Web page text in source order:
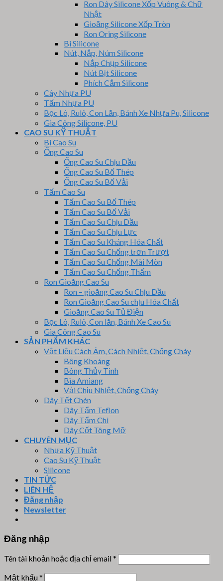
Ron Dây Silicone Xốp Vuông & Chữ
Nhật
Gioăng Silicone Xốp Tròn
Ron Oring Silicone
Bi Silicone
Nút, Nắp, Núm Silicone
Nắp Chụp Silicone
Nút Bịt Silicone
Phích Cắm Silicone
Cây Nhựa PU
Tấm Nhựa PU
Bọc Lô, Rulô, Con Lăn, Bánh Xe Nhựa Pu, Silicone
Gia Công Silicone, PU
CAO SU KỸ THUẬT
Bi Cao Su
Ống Cao Su
Ống Cao Su Chịu Dầu
Ống Cao Su Bố Thép
Ống Cao Su Bố Vải
Tấm Cao Su
Tấm Cao Su Bố Thép
Tấm Cao Su Bố Vải
Tấm Cao Su Chịu Dầu
Tấm Cao Su Chịu Lực
Tấm Cao Su Kháng Hóa Chất
Tấm Cao Su Chống trơn Trượt
Tấm Cao Su Chống Mài Mòn
Tấm Cao Su Chống Thấm
Ron Gioăng Cao Su
Ron – gioăng Cao Su Chịu Dầu
Ron Gioăng Cao Su chịu Hóa Chất
Gioăng Cao Su Tủ Điện
Bọc Lô, Rulô, Con lăn, Bánh Xe Cao Su
Gia Công Cao Su
SẢN PHẨM KHÁC
Vật Liệu Cách Âm, Cách Nhiệt, Chống Cháy
Bông Khoáng
Bông Thủy Tinh
Bìa Amiang
Vải Chịu Nhiệt, Chống Cháy
Dây Tết Chèn
Dây Tẩm Teflon
Dây Tẩm Chì
Dây Cốt Tông Mỡ
CHUYÊN MỤC
Nhựa Kỹ Thuật
Cao Su Kỹ Thuật
Silicone
TIN TỨC
LIÊN HỆ
Đăng nhập
Newsletter
Đăng nhập
Tên tài khoản hoặc địa chỉ email*
Mật khẩu*